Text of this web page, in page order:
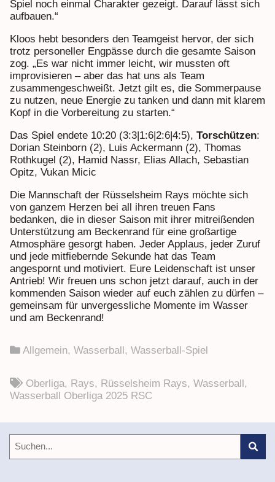
Spiel noch einmal Charakter gezeigt. Darauf lässt sich
aufbauen.“
Kloos hebt besonders den Teamgeist hervor, der sich
trotz personeller Engpässe durch die gesamte Saison
zog. „Es war nicht immer leicht, wir mussten oft
improvisieren – aber das hat uns als Team
zusammengeschweißt. Jetzt gilt es, die Sommerpause
zu nutzen, neue Energie zu tanken und dann mit klarem
Kopf in die Vorbereitung zu starten.“
Das Spiel endete 10:20 (3:3|1:6|2:6|4:5), Torschützen:
Dorian Steinborn (2), Luis Ackermann (2), Thomas
Rothkugel (2), Hamid Nassr, Elias Allach, Sebastian
Opitz, Vukan Micic
Die Mannschaft der Rüsselsheim Rays möchte sich
von ganzem Herzen bei all ihren treuen Fans
bedanken, die in dieser Saison mit ihrer mitreißenden
Unterstützung am Beckenrand für eine großartige
Atmosphäre gesorgt haben. Jeder Applaus, jeder Zuruf
und jede mitfiebernde Sekunde hat das Team
angespornt und motiviert. Eure Leidenschaft ist unser
Antrieb! Wir freuen uns schon jetzt darauf, auch in der
kommenden Saison wieder auf euch zählen zu dürfen –
gemeinsam für unvergessliche Momente im Wasser
und am Beckenrand!
Allgemein, Wasserball , Wasserball-Spiel
Oberliga, Rays, Rüsselsheim Rays, Wasserball,
Wasserball Oberliga 2025 RSC